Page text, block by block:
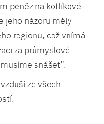
peněz na kotlíkové
jeho názoru měly
regionu, což vnímá
za průmyslové
snášet”.
ze všech